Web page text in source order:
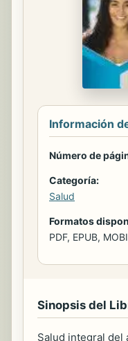
Información
Número de
Categoría:
Salud
Formatos
PDF, EPUB, MOBI
Sinopsis del
Salud integral del